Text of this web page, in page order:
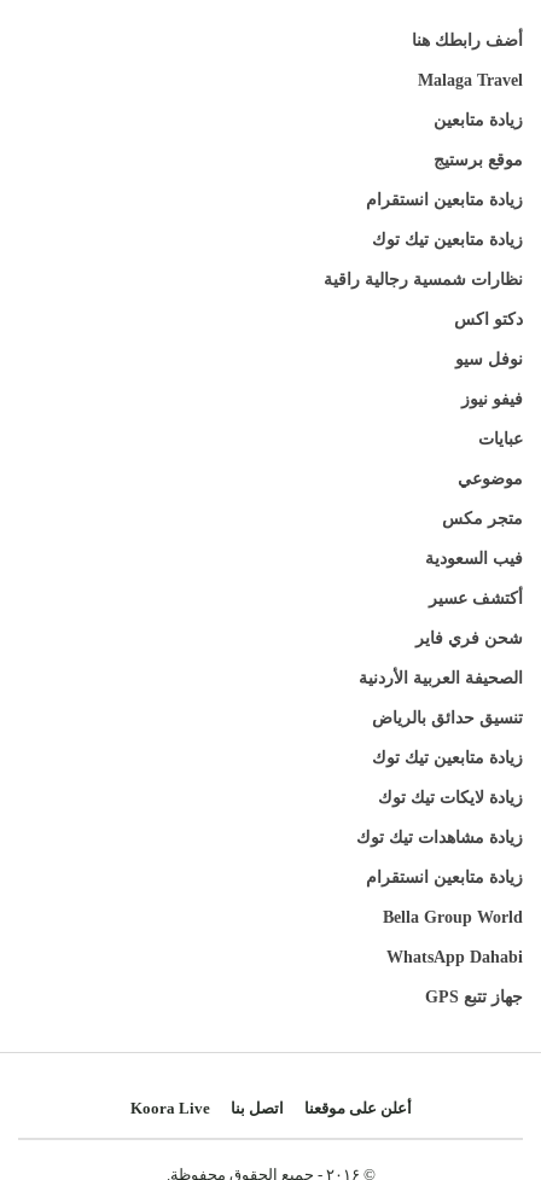
أضف رابطك هنا
Malaga Travel
زيادة متابعين
موقع برستيج
زيادة متابعين انستقرام
زيادة متابعين تيك توك
نظارات شمسية رجالية راقية
دكتو اكس
نوفل سيو
فيفو نيوز
عبايات
موضوعي
متجر مكس
فيب السعودية
أكتشف عسير
شحن فري فاير
الصحيفة العربية الأردنية
تنسيق حدائق بالرياض
زيادة متابعين تيك توك
زيادة لايكات تيك توك
زيادة مشاهدات تيك توك
زيادة متابعين انستقرام
Bella Group World
WhatsApp Dahabi
جهاز تتبع GPS
أعلن على موقعنا اتصل بنا Koora Live
© ۲۰۱۶ - جميع الحقوق محفوظة.